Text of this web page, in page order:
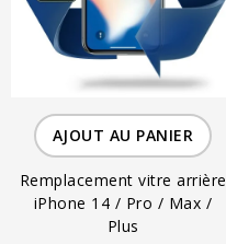
AJOUT AU PANIER
Remplacement vitre arrière
iPhone 14 / Pro / Max /
Plus